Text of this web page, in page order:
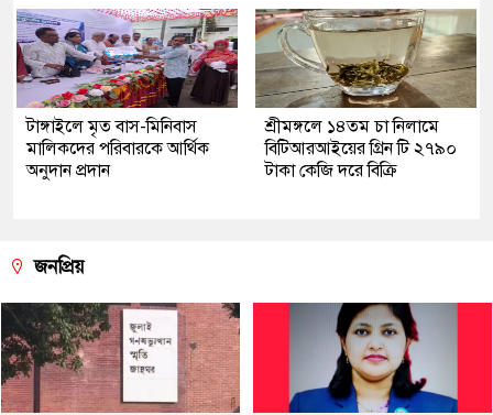
টাঙ্গাইলে মৃত বাস-মিনিবাস
মালিকদের পরিবারকে আর্থিক
অনুদান প্রদান
শ্রীমঙ্গলে ১৪তম চা নিলামে
বিটিআরআইয়ের গ্রিন টি ২৭৯০
টাকা কেজি দরে বিক্রি
জনপ্রিয়